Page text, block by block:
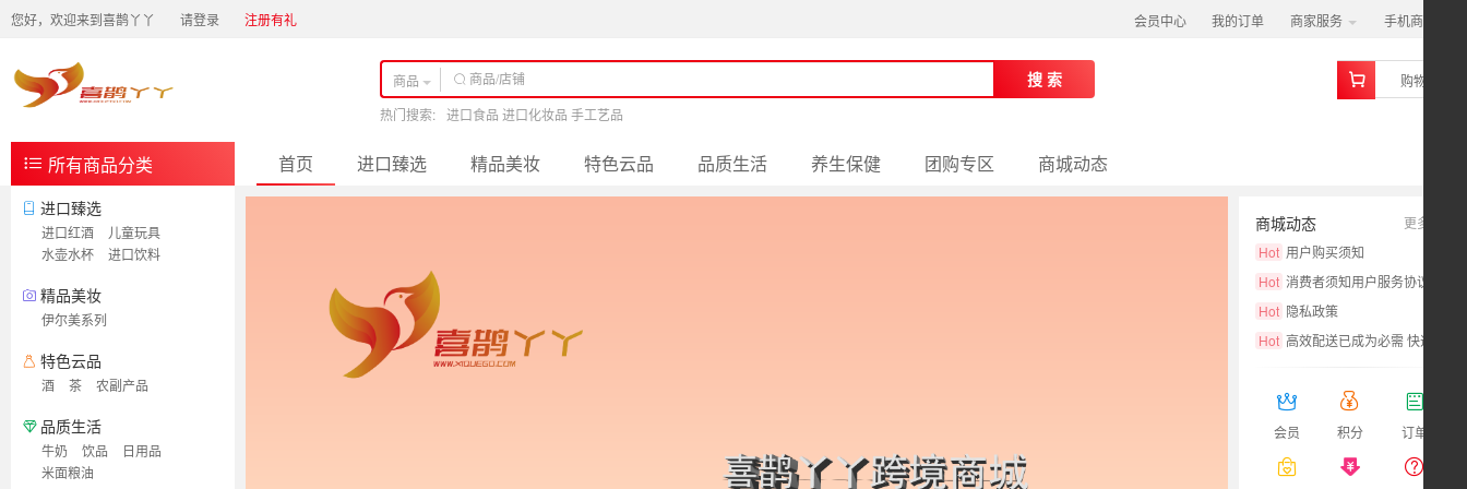
您好，欢迎来到喜鹊丫丫 请登录 注册有礼 会员中心 我的订单 商家服务 手机商城
商品 搜 索
热门搜索: 进口食品 进口化妆品 手工艺品
购物车
所有商品分类 首页 进口臻选 精品美妆 特色云品 品质生活 养生保健 团购专区 商城动态
进口臻选
进口红酒
儿童玩具
水壶水杯
进口饮料
精品美妆
伊尔美系列
特色云品
酒 茶 农副产品
品质生活
牛奶 饮品
日用品
米面粮油
商城动态
更多
Hot 用户购买须知
Hot 消费者须知用户服务协议
Hot 隐私政策
Hot 高效配送已成为必需 快递业亟待转型升级
会员 积分 订单